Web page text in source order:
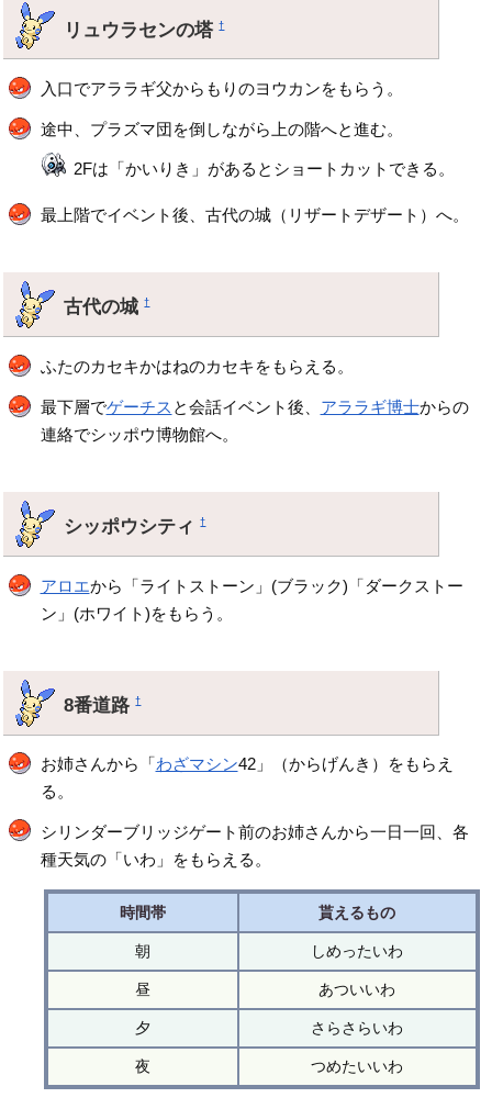
リュウラセンの塔†
入口でアララギ父からもりのヨウカンをもらう。
途中、プラズマ団を倒しながら上の階へと進む。
2Fは「かいりき」があるとショートカットできる。
最上階でイベント後、古代の城（リザートデザート）へ。
古代の城†
ふたのカセキかはねのカセキをもらえる。
最下層でゲーチス と会話イベント後、 アララギ博士からの
連絡でシッポウ博物館へ。
シッポウシティ†
アロエから「ライトストーン」(ブラック)「ダークストー
ン」(ホワイト)をもらう。
8番道路†
お姉さんから「わざマシン42」（からげんき）をもらえ
る。
シリンダーブリッジゲート前のお姉さんから一日一回、各
種天気の「いわ」をもらえる。
時間帯 貰えるもの
朝 しめったいわ
昼 あついいわ
夕 さらさらいわ
夜 つめたいいわ